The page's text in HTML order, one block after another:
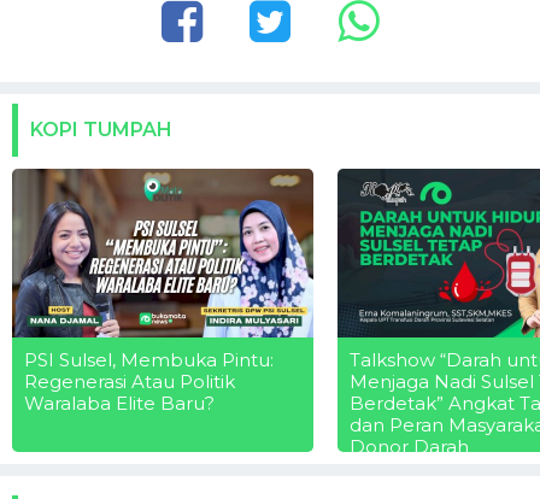
KOPI TUMPAH
PSI Sulsel, Membuka Pintu:
Regenerasi Atau Politik
Waralaba Elite Baru?
Talkshow “Darah
Menjaga Nadi Sulsel
Berdetak” Angkat
dan Peran
Donor Darah